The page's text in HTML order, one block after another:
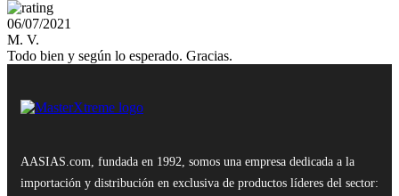
06/07/2021
M. V.
Todo bien y según lo esperado. Gracias.
AASIAS.com, fundada en 1992, somos una empresa dedicada a la
importación y distribución en exclusiva de productos líderes del sector: